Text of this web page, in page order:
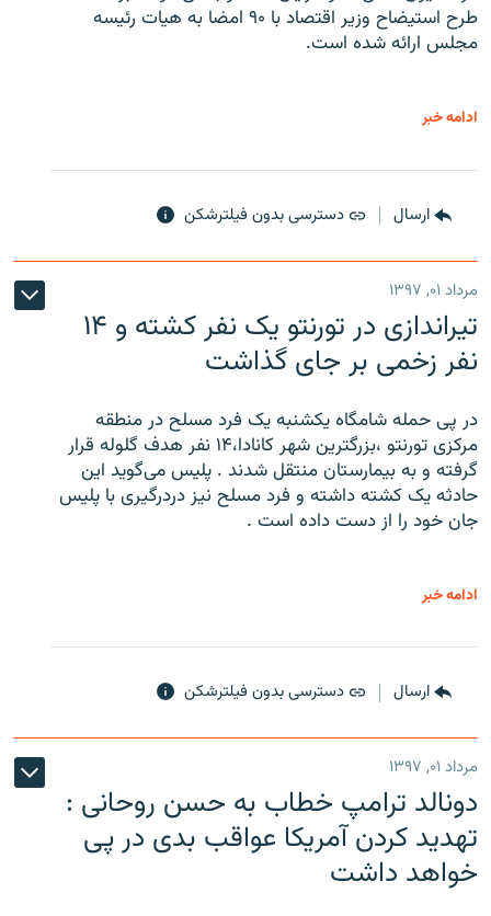
طرح استیضاح وزیر اقتصاد با ۹۰ امضا به هیات رئیسه
مجلس ارائه شده است.
ادامه خبر
ارسال دسترسی بدون فیلترشکن
مرداد ۰۱, ۱۳۹۷
تیراندازی در تورنتو یک نفر کشته و ۱۴
نفر زخمی بر جای گذاشت
در پی حمله شامگاه یکشنبه یک فرد مسلح در منطقه
مرکزی تورنتو ،‌بزرگترین شهر کانادا،۱۴ نفر هدف گلوله قرار
گرفته و به بیمارستان منتقل شدند . پلیس می‌گوید این
حادثه یک کشته داشته و فرد مسلح نیز دردرگیری با پلیس
جان خود را از دست داده است .
ادامه خبر
ارسال دسترسی بدون فیلترشکن
مرداد ۰۱, ۱۳۹۷
دونالد ترامپ خطاب به حسن روحانی :
تهدید کردن آمریکا عواقب بدی در پی
خواهد داشت